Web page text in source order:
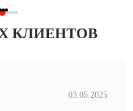
нужные предметы,
которые помогут вам
КЛИЕНТОВ
03.05.2025